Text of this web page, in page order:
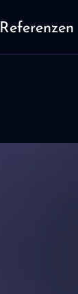
Referenzen